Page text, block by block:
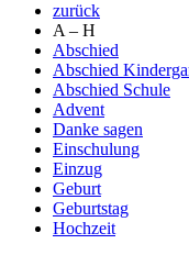
zurück
A – H
Abschied
Abschied
Abschied Schule
Advent
Danke sagen
Einschulung
Einzug
Geburt
Geburtstag
Hochzeit